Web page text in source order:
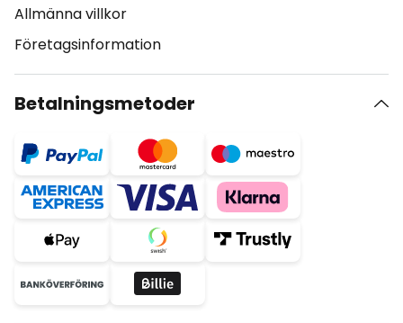
Allmänna villkor
Företagsinformation
Betalningsmetoder